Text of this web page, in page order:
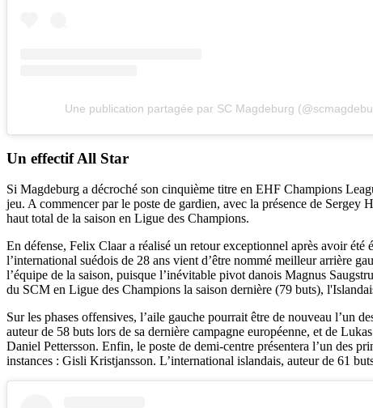
Une publication partagée par SC Magdeburg
Un effectif All Star
Si Magdeburg a décroché son cinquième titre en EHF Champions
jeu. A commencer par le poste de gardien, avec la présence de
haut total de la saison en Ligue des Champions.
En défense, Felix Claar a réalisé un retour exceptionnel après avoir
l’international suédois de 28 ans vient d’être nommé meilleur arrière
l’équipe de la saison, puisque l’inévitable pivot danois Magnus
du SCM en Ligue des Champions la saison dernière (79 buts),
Sur les phases offensives, l’aile gauche pourrait être de nouveau l’un
auteur de 58 buts lors de sa dernière campagne européenne, et de
Daniel Pettersson. Enfin, le poste de demi-centre présentera l’un des
instances : Gisli Kristjansson. L’international islandais, auteur de 61